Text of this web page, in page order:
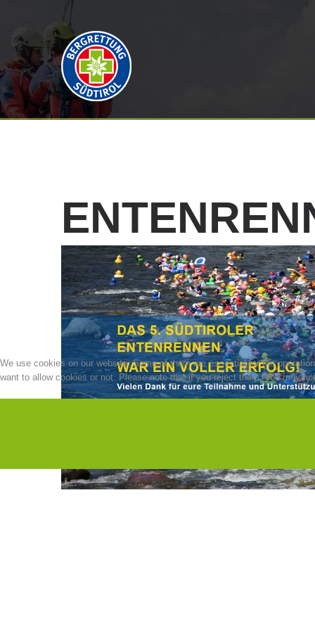
We use cookies on our website. Some of them are essential for the
want to allow cookies or not. Please note that if you reject them, you may